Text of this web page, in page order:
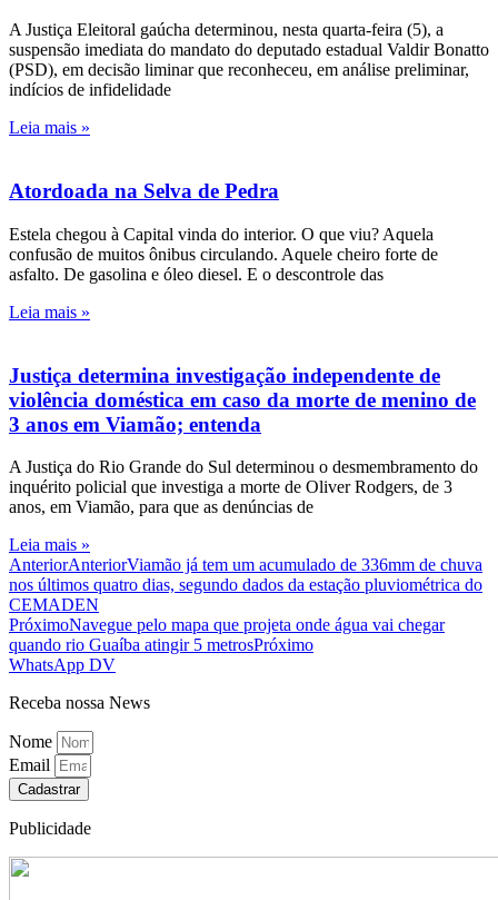
A Justiça Eleitoral gaúcha determinou, nesta quarta-feira (5), a
suspensão imediata do mandato do deputado estadual Valdir Bonatto
(PSD), em decisão liminar que reconheceu, em análise preliminar,
indícios de infidelidade
Leia mais »
Atordoada na Selva de Pedra
Estela chegou à Capital vinda do interior. O que viu? Aquela
confusão de muitos ônibus circulando. Aquele cheiro forte de
asfalto. De gasolina e óleo diesel. E o descontrole das
Leia mais »
Justiça determina investigação independente de
violência doméstica em caso da morte de menino de
3 anos em Viamão; entenda
A Justiça do Rio Grande do Sul determinou o desmembramento do
inquérito policial que investiga a morte de Oliver Rodgers, de 3
anos, em Viamão, para que as denúncias de
Leia mais »
AnteriorAnteriorViamão já tem um acumulado de 336mm de chuva
nos últimos quatro dias, segundo dados da estação pluviométrica do
CEMADEN
PróximoNavegue pelo mapa que projeta onde água vai chegar
quando rio Guaíba atingir 5 metrosPróximo
WhatsApp DV
Receba nossa News
Nome
Email
Cadastrar
Publicidade